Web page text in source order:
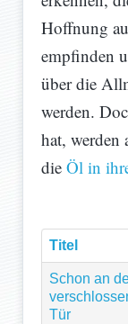
Hoffnung
empfinden
über die
werden.
hat, werden
die Öl in
Titel
Schon an
Tür